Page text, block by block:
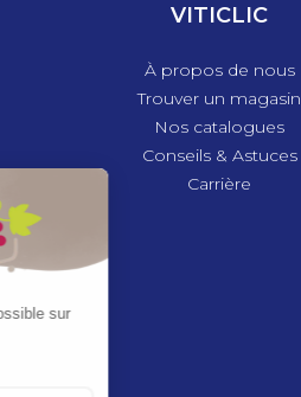
VITICLIC
À propos de nous
Trouver un magasin
Nos catalogues
Conseils & Astuces
Carrière